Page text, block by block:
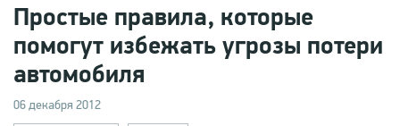
Простые правила, которые
помогут избежать угрозы потери
автомобиля
06 декабря 2012